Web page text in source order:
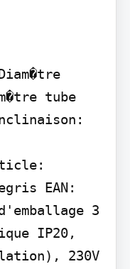
tube
EAN:
3
IP20,
230V